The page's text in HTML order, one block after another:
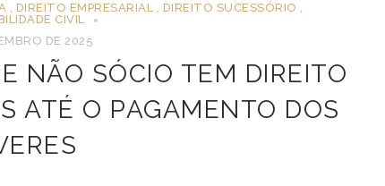
, DIREITO EMPRESARIAL , DIREITO SUCESSÓRIO ,
CIVIL
DE 2025
NÃO SÓCIO TEM DIREITO
ATÉ O PAGAMENTO DOS